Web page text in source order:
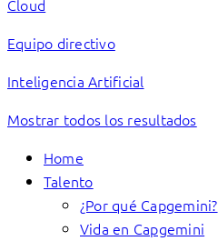
Cloud
Equipo directivo
Inteligencia Artificial
Mostrar todos los resultados
Home
Talento
¿Por qué Capgemini?
Vida en Capgemini